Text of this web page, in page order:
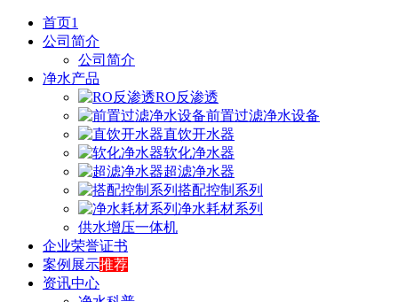
首页1
公司简介
公司简介
净水产品
RO反渗透
前置过滤净水设备
直饮开水器
软化净水器
超滤净水器
搭配控制系列
净水耗材系列
供水增压一体机
企业荣誉证书
案例展示推荐
资讯中心